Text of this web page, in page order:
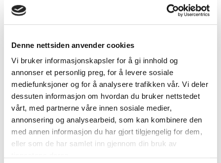
Denne nettsiden anvender cookies
Vi bruker informasjonskapsler for å gi innhold og
annonser et personlig preg, for å levere sosiale
mediefunksjoner og for å analysere trafikken vår. Vi deler
dessuten informasjon om hvordan du bruker nettstedet
vårt, med partnerne våre innen sosiale medier,
annonsering og analysearbeid, som kan kombinere den
med annen informasjon du har gjort tilgjengelig for dem,
eller som de har samlet inn gjennom din bruk av